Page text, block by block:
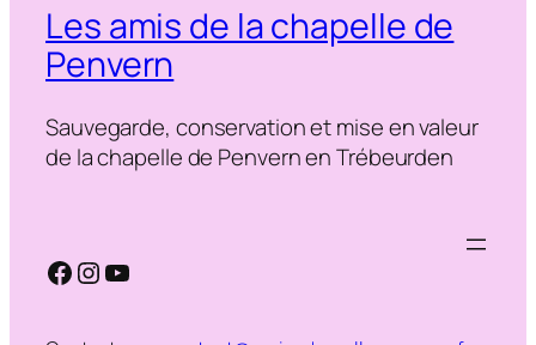
Les amis de la chapelle de
Penvern
Sauvegarde, conservation et mise en valeur
de la chapelle de Penvern en Trébeurden
Facebook
Instagram
YouTube